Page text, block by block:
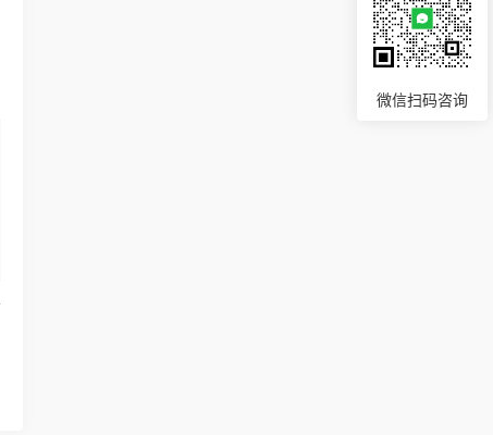
微信扫码咨询